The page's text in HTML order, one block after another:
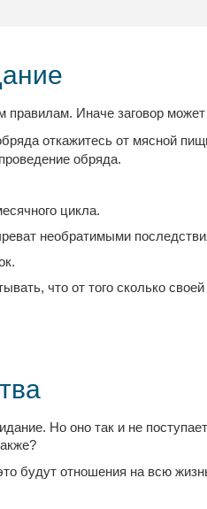
Иначе заговор
откажитесь от мясной
обряда.
цикла.
необратимыми
что от того сколько
Но оно так и не
будут отношения на всю